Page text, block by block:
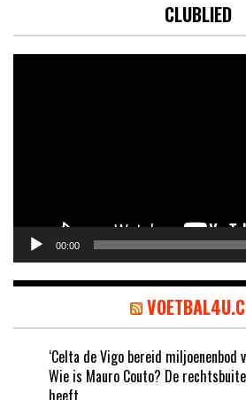
CLUBLIED
00:00
‘Celta de Vigo bereid miljoenenbod
Wie is Mauro Couto? De